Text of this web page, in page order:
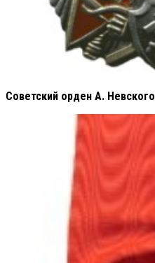
Советский орден А. Невского